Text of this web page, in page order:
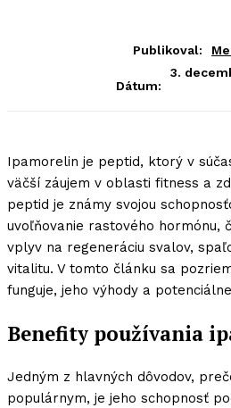
Publikoval:
Dátum:
3.
Ipamorelin je peptid, ktorý v
väčší záujem v oblasti fitness a
peptid je známy svojou
uvoľňovanie rastového hormónu,
vplyv na regeneráciu svalov,
vitalitu. V tomto článku sa
funguje, jeho výhody a
Benefity používania
Jedným z hlavných dôvodov,
populárnym, je jeho schopnosť